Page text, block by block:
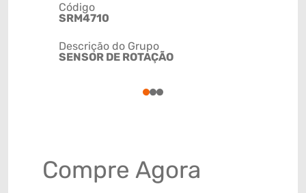
Código
SRM4710
Descrição do Grupo
SENSOR DE ROTAÇÃO
123
Compre Agora